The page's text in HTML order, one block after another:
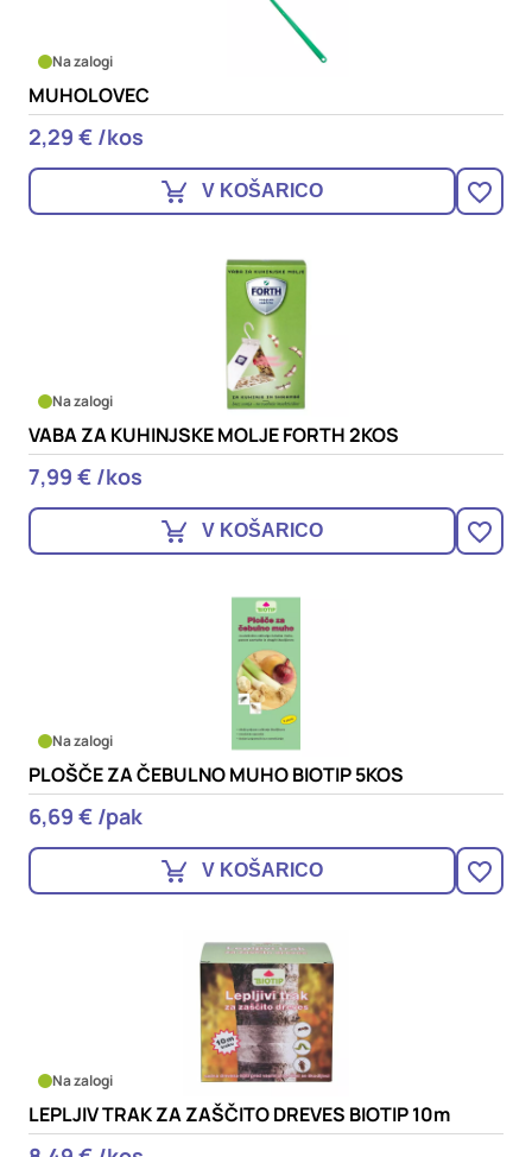
Na zalogi
MUHOLOVEC
2,29 € /kos
V KOŠARICO
Na zalogi
VABA ZA KUHINJSKE MOLJE FORTH 2KOS
7,99 € /kos
V KOŠARICO
Na zalogi
PLOŠČE ZA ČEBULNO MUHO BIOTIP 5KOS
6,69 € /pak
V KOŠARICO
Na zalogi
LEPLJIV TRAK ZA ZAŠČITO DREVES BIOTIP 10m